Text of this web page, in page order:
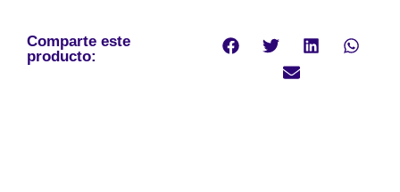
Comparte este
producto: